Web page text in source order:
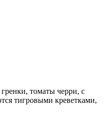
томаты черри, с
тигровыми креветками,